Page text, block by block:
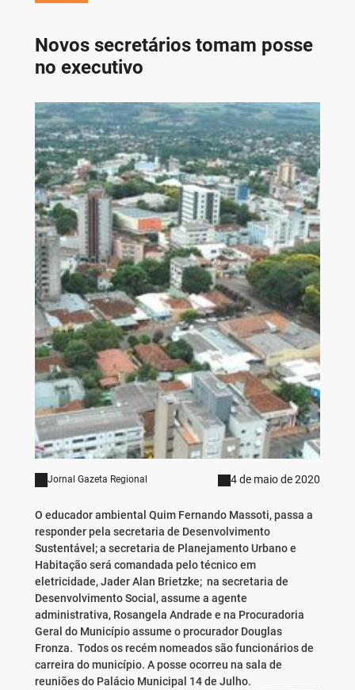
Novos secretários tomam posse
no executivo
Jornal Gazeta Regional 4 de maio de 2020
O educador ambiental Quim Fernando Massoti, passa a
responder pela secretaria de Desenvolvimento
Sustentável; a secretaria de Planejamento Urbano e
Habitação será comandada pelo técnico em
eletricidade, Jader Alan Brietzke; na secretaria de
Desenvolvimento Social, assume a agente
administrativa, Rosangela Andrade e na Procuradoria
Geral do Município assume o procurador Douglas
Fronza. Todos os recém nomeados são funcionários de
carreira do município. A posse ocorreu na sala de
reuniões do Palácio Municipal 14 de Julho.